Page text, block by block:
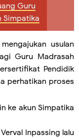
Guru
Simpatika
usulan
Guru Madrasah
Pendidik
perhatikan proses
ke akun Simpatika
Inpassing lalu